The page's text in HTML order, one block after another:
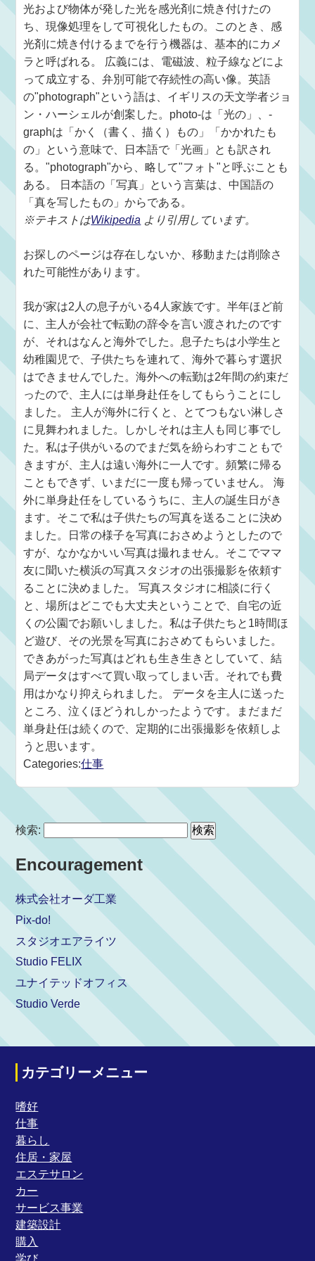
光および物体が発した光を感光剤に焼き付けたの
ち、現像処理をして可視化したもの。このとき、感
光剤に焼き付けるまでを行う機器は、基本的にカメ
ラと呼ばれる。 広義には、電磁波、粒子線などによ
って成立する、弁別可能で存続性の高い像。英語
の"photograph"という語は、イギリスの天文学者ジョ
ン・ハーシェルが創案した。photo-は「光の」、-
graphは「かく（書く、描く）もの」「かかれたも
の」という意味で、日本語で「光画」とも訳され
る。"photograph"から、略して"フォト"と呼ぶことも
ある。 日本語の「写真」という言葉は、中国語の
「真を写したもの」からである。
※テキストはWikipedia より引用しています。
お探しのページは存在しないか、移動または削除さ
れた可能性があります。
我が家は2人の息子がいる4人家族です。半年ほど前
に、主人が会社で転勤の辞令を言い渡されたのです
が、それはなんと海外でした。息子たちは小学生と
幼稚園児で、子供たちを連れて、海外で暮らす選択
はできませんでした。海外への転勤は2年間の約束だ
ったので、主人には単身赴任をしてもらうことにし
ました。 主人が海外に行くと、とてつもない淋しさ
に見舞われました。しかしそれは主人も同じ事でし
た。私は子供がいるのでまだ気を紛らわすこともで
きますが、主人は遠い海外に一人です。頻繁に帰る
こともできず、いまだに一度も帰っていません。 海
外に単身赴任をしているうちに、主人の誕生日がき
ます。そこで私は子供たちの写真を送ることに決め
ました。日常の様子を写真におさめようとしたので
すが、なかなかいい写真は撮れません。そこでママ
友に聞いた横浜の写真スタジオの出張撮影を依頼す
ることに決めました。 写真スタジオに相談に行く
と、場所はどこでも大丈夫ということで、自宅の近
くの公園でお願いしました。私は子供たちと1時間ほ
ど遊び、その光景を写真におさめてもらいました。
できあがった写真はどれも生き生きとしていて、結
局データはすべて買い取ってしまい舌。それでも費
用はかなり抑えられました。 データを主人に送った
ところ、泣くほどうれしかったようです。まだまだ
単身赴任は続くので、定期的に出張撮影を依頼しよ
うと思います。
Categories:仕事
検索:
Encouragement
株式会社オーダ工業
Pix-do!
スタジオエアライツ
Studio FELIX
ユナイテッドオフィス
Studio Verde
カテゴリーメニュー
嗜好
仕事
暮らし
住居・家屋
エステサロン
カー
サービス事業
建築設計
購入
学び